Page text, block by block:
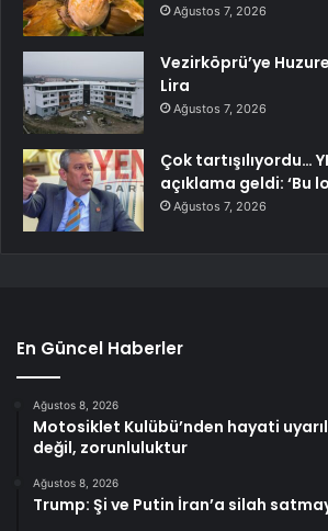
Ağustos 7, 2026
Vezirköprü’ye
Lira
Ağustos 7, 2026
Çok tartışılıyordu…
açıklama geldi: ‘Bu
Ağustos 7, 2026
En Güncel Haberler
Ağustos 8, 2026
Motosiklet Kulübü’nden hayati
değil, zorunluluktur
Ağustos 8, 2026
Trump: Şi ve Putin İran’a silah